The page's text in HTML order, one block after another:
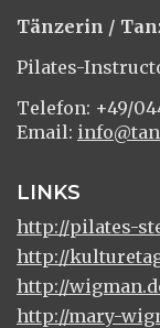
Tänzerin /
Pilates-
Telefon: +49/
Email:
LINKS
http://pilates-
http://
http://
http://mary-